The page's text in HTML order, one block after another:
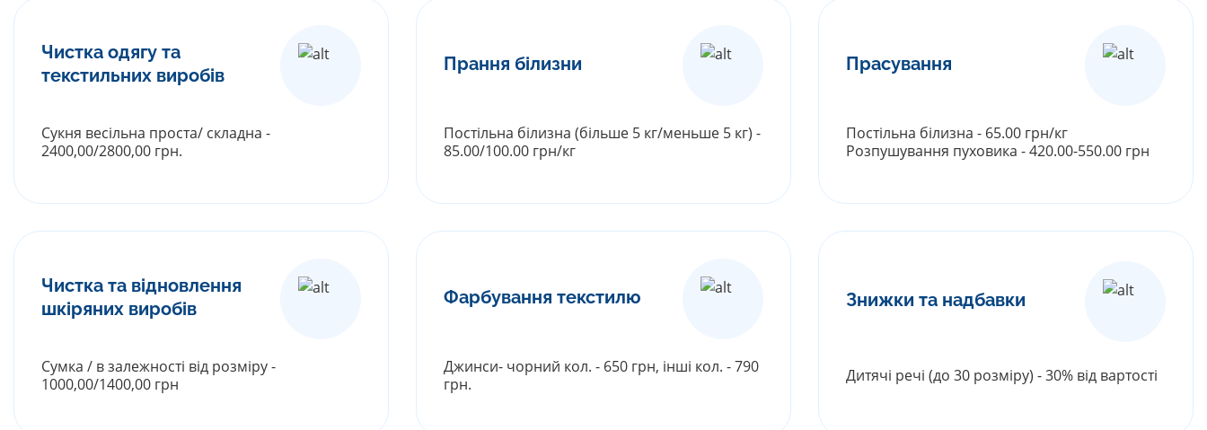
Чистка одягу та
текстильних виробів
Сукня весільна проста/ складна -
2400,00/2800,00 грн.
Прання білизни
Постільна білизна (більше 5 кг/меньше 5 кг) -
85.00/100.00 грн/кг
Прасування
Постільна білизна - 65.00 грн/кг
Розпушування пуховика - 420.00-550.00 грн
Чистка та відновлення
шкіряних виробів
Сумка / в залежності від розміру -
1000,00/1400,00 грн
Фарбування текстилю
Джинси- чорний кол. - 650 грн, інші кол. - 790
грн.
Знижки та надбавки
Дитячі речі (до 30 розміру) - 30% від вартості